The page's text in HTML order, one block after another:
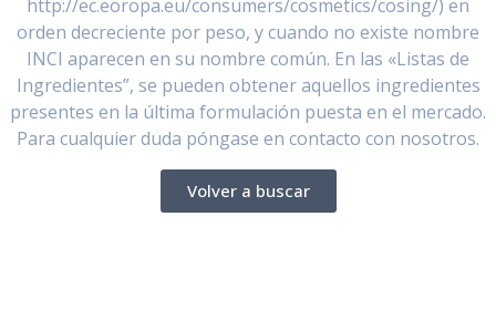
http://ec.eoropa.eu/consumers/cosmetics/cosing/) en
orden decreciente por peso, y cuando no existe nombre
INCI aparecen en su nombre común. En las «Listas de
Ingredientes”, se pueden obtener aquellos ingredientes
presentes en la última formulación puesta en el mercado.
Para cualquier duda póngase en contacto con nosotros.
Volver a buscar